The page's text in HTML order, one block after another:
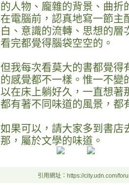
的人物、龐雜的背景、曲
在電腦前，認真地寫一節主
白、意識的流轉、思想的
看完都覺得腦袋空空的。
但我每次看莫大的書都覺得
的感覺都不一樣。惟一不變
以在床上躺好久，一直想著
都有著不同味道的風景，都
如果可以，請大家多到書店
那，屬於文學的味道。
引用網址：https://city.udn.com/